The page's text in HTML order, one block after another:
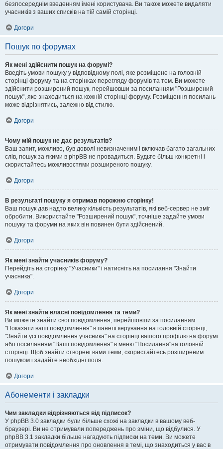
безпосереднім введенням імені користувача. Ви також можете видаляти
учасників з ваших списків на тій самій сторінці.
Догори
Пошук по форумах
Як мені здійснити пошук на форумі?
Введіть умови пошуку у відповідному полі, яке розміщене на головній
сторінці форуму та на сторінках перегляду форумів та тем. Ви можете
здійснити розширений пошук, перейшовши за посиланням "Розширений
пошук", яке знаходиться на кожній сторінці форуму. Розміщення посилань
може відрізнятись, залежно від стилю.
Догори
Чому мій пошук не дає результатів?
Ваш запит, можливо, був доволі невизначеним і включав багато загальних
слів, пошук за якими в phpBB не провадиться. Будьте більш конкретні і
скористайтесь можливостями розширеного пошуку.
Догори
В результаті пошуку я отримав порожню сторінку!
Ваш пошук дав надто велику кількість результатів, які веб-сервер не зміг
обробити. Використайте "Розширений пошук", точніше задайте умови
пошуку та форуми на яких він повинен бути здійснений.
Догори
Як мені знайти учасників форуму?
Перейдіть на сторінку "Учасники" і натисніть на посилання "Знайти
учасника".
Догори
Як мені знайти власні повідомлення та теми?
Ви можете знайти свої повідомлення, перейшовши за посиланням
"Показати ваші повідомлення" в панелі керування на головній сторінці,
"Знайти усі повідомлення учасника" на сторінці вашого профілю на форумі
або посиланням "Ваші повідомлення" в меню "Посилання"на головній
сторінці. Щоб знайти створені вами теми, скористайтесь розширеним
пошуком і задайте необхідні поля.
Догори
Абонементи і закладки
Чим закладки відрізняються від підписок?
У phpBB 3.0 закладки були більше схожі на закладки в вашому веб-
браузері. Ви не отримували попереджень про зміни, що відбулися. У
phpBB 3.1 закладки більше нагадують підписки на теми. Ви можете
отримувати повідомлення про оновлення в темі, що знаходиться у вас в